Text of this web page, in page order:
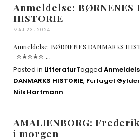
Anmeldelse: BØRNENES
HISTORIE
MAJ 23, 2024
Anmeldelse: BØRNENES
✮✮✮✮✮ …
Posted in LitteraturTagged
DANMARKS HISTORIE, Forlaget
Nils Hartmann
AMALIENBORG:
i morgen